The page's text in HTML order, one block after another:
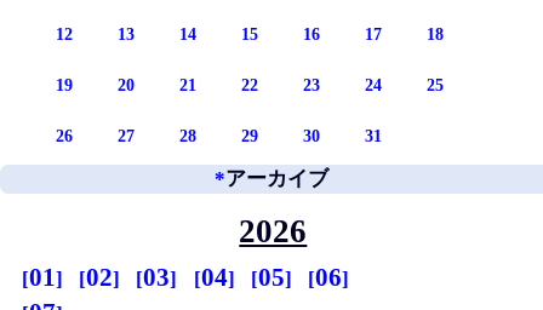
12 13 14 15 16 17 18
19 20 21 22 23 24 25
26 27 28 29 30 31
*アーカイブ
2026
01 02 03 04 05
06